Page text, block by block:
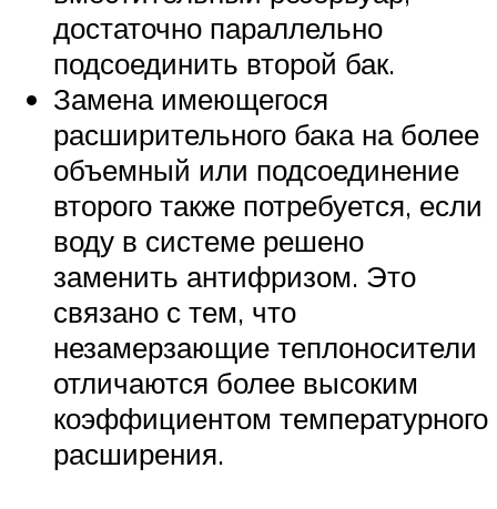
достаточно параллельно
подсоединить второй бак.
Замена имеющегося
расширительного бака на более
объемный или подсоединение
второго также потребуется, если
воду в системе решено
заменить антифризом. Это
связано с тем, что
незамерзающие теплоносители
отличаются более высоким
коэффициентом температурного
расширения.